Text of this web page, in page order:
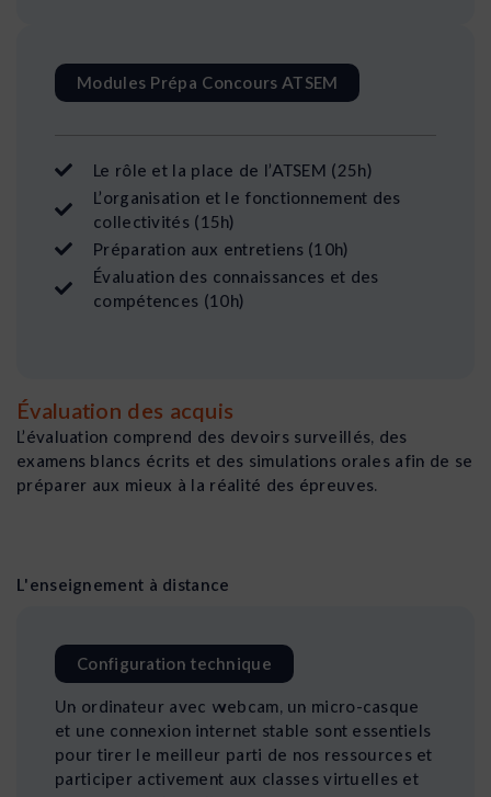
Modules Prépa Concours ATSEM
Le rôle et la place de l’ATSEM (25h)
L’organisation et le fonctionnement des
collectivités (15h)
Préparation aux entretiens (10h)
Évaluation des connaissances et des
compétences (10h)
Évaluation des acquis
L’évaluation comprend des devoirs surveillés, des
examens blancs écrits et des simulations orales afin de se
préparer aux mieux à la réalité des épreuves.
L'enseignement à distance
Configuration technique
Un ordinateur avec webcam, un micro-casque
et une connexion internet stable sont essentiels
pour tirer le meilleur parti de nos ressources et
participer activement aux classes virtuelles et